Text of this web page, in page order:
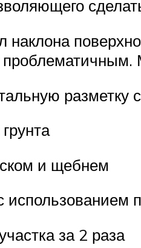
наклона
и щебнем
за 2 раза